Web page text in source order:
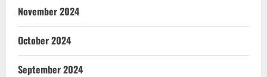
November 2024
October 2024
September 2024